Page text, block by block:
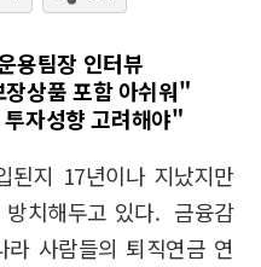
용팀장 인터뷰
상품 포함 아쉬워"
자성향 고려해야"
된지 17년이나 지났지만
방치해두고 있다. 금융감
사람들의 퇴직연금 연